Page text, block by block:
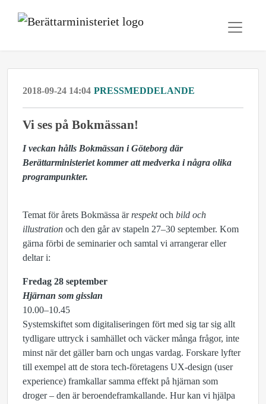
2018-09-24 14:04 PRESSMEDDELANDE
Vi ses på Bokmässan!
I veckan hålls Bokmässan i Göteborg där
Berättarministeriet kommer att medverka i några olika
programpunkter.
Temat för årets Bokmässa är respektoch bild och
illustration och den går av stapeln 27–30 september. Kom
gärna förbi de seminarier och samtal vi arrangerar eller
deltar i:
Fredag 28 september
Hjärnan som gisslan
10.00–10.45
Systemskiftet som digitaliseringen fört med sig tar sig allt
tydligare uttryck i samhället och väcker många frågor, inte
minst när det gäller barn och ungas vardag. Forskare lyfter
till exempel att de stora tech-företagens UX-design (user
experience) framkallar samma effekt på hjärnan som
droger – den är beroendeframkallande. Hur kan vi hjälpa